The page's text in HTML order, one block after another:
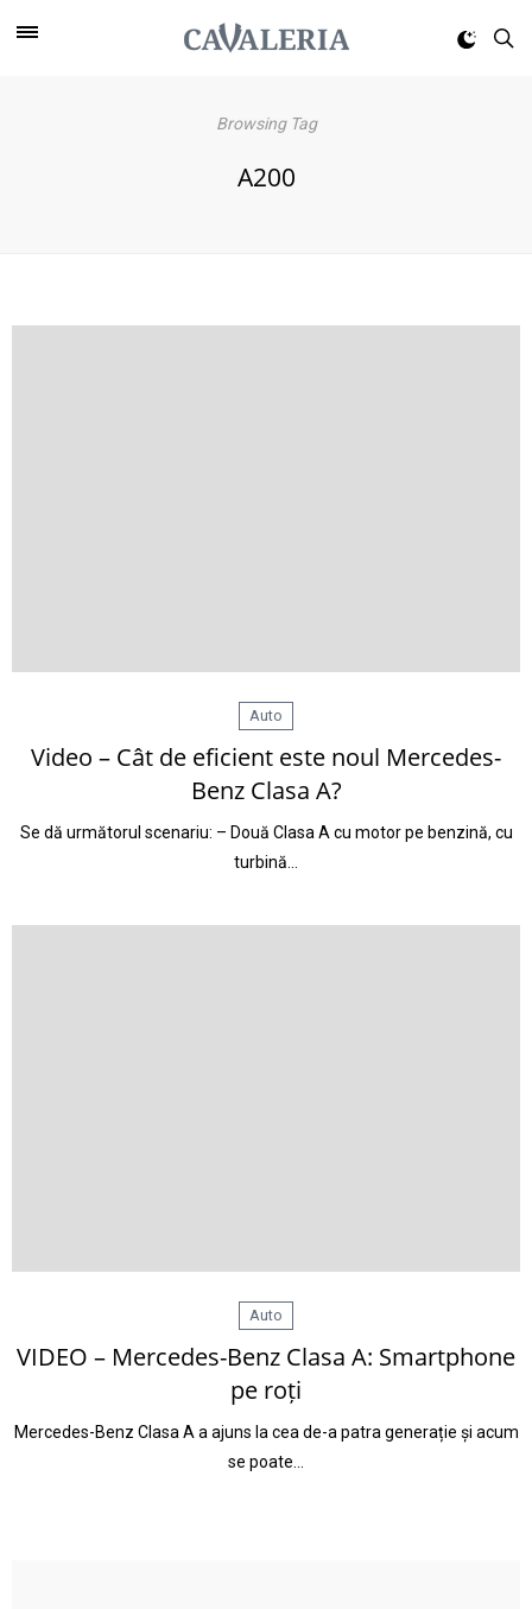
Browsing Tag
A200
Auto
Video – Cât de eficient este noul Mercedes-
Benz Clasa A?
Se dă următorul scenariu: – Două Clasa A cu motor pe benzină, cu
turbină…
Auto
VIDEO – Mercedes-Benz Clasa A: Smartphone
pe roți
Mercedes-Benz Clasa A a ajuns la cea de-a patra generație și acum
se poate…